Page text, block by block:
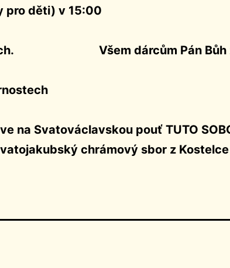
pro děti) v 15:00
Všem dárcům Pán Bůh
na Svatováclavskou pouť TUTO
chrámový sbor z Kostelce